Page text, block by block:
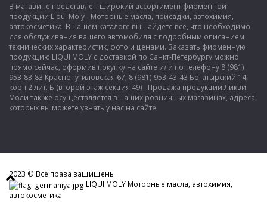
В магазине представлен широкий ассортимент фирменной
продукции Liqui Moly - Моторные масла, присадки, автохимия,
автокосметика. В нашем каталоге вы найдете все, что необходимо
для обслуживания вашего автомобиля с подробным описанием
технических характеристик, фото и ценами. Заказать фирменную
продукцию LIQUI MOLY с доставкой по Санкт-Петербургу можно
прямо сейчас, оформив покупку на сайте или по телефону 8 (981)
953-83-83 Краснопутиловская 67, 8 (981) 953-43-43 Богатырский 14,
корп.2 лит. Б (второй этаж секция 49) . Продажа продукции Ликви
Моли так же осуществляется в наших розничных магазинах, адреса
которых вы можете узнать у нас на сайте.
2023 © Все права защищены.
LIQUI MOLY Моторные масла, автохимия,
автокосметика